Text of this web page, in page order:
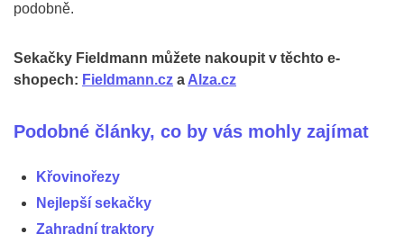
podobně.
Sekačky Fieldmann můžete nakoupit v těchto e-
shopech: Fieldmann.cz a Alza.cz
Podobné články, co by vás mohly zajímat
Křovinořezy
Nejlepší sekačky
Zahradní traktory